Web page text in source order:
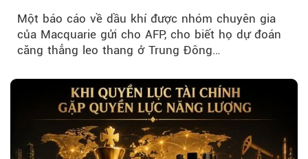
Một báo cáo về dầu khí được nhóm chuyên gia
của Macquarie gửi cho AFP, cho biết họ dự đoán
căng thẳng leo thang ở Trung Đông…